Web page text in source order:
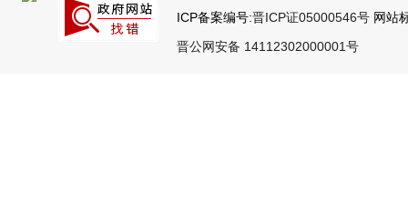
ICP备案编号:晋ICP证05000546号 网站
晋公网安备 14112302000001号